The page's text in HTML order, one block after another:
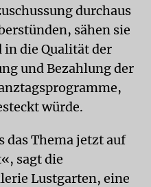
durchaus
sähen sie
in die Qualität der
und Bezahlung der
würde.
das Thema jetzt auf
sagt die
Lustgarten, eine